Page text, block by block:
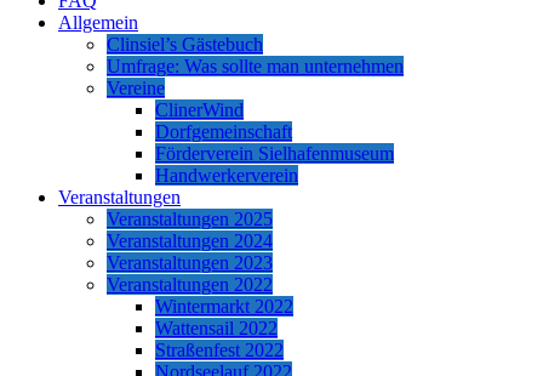
Allgemein
Clinsiel’s Gästebuch
Umfrage: Was sollte man unternehmen
Vereine
ClinerWind
Dorfgemeinschaft
Förderverein Sielhafenmuseum
Handwerkerverein
Veranstaltungen
Veranstaltungen 2025
Veranstaltungen 2024
Veranstaltungen 2023
Veranstaltungen 2022
Wintermarkt 2022
Wattensail 2022
Straßenfest 2022
Nordseelauf 2022